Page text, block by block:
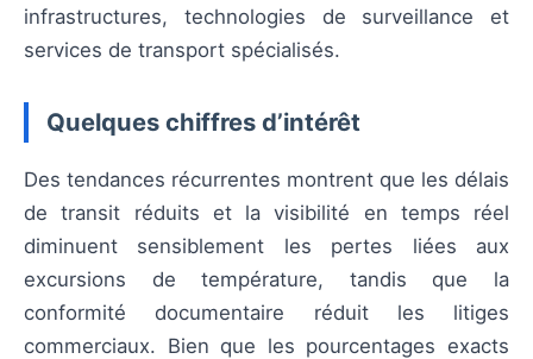
infrastructures, technologies de surveillance et
services de transport spécialisés.
Quelques chiffres d’intérêt
Des tendances récurrentes montrent que les délais
de transit réduits et la visibilité en temps réel
diminuent sensiblement les pertes liées aux
excursions de température, tandis que la
conformité documentaire réduit les litiges
commerciaux. Bien que les pourcentages exacts